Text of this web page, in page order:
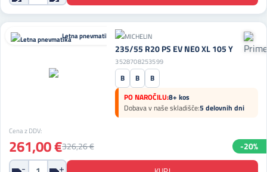
Letna pnevmatika
235/55 R20 PS EV NE0 XL 105 Y
3528708253599
B B
B
PO NAROČILU:8+ kos
Dobava v naše skladišče:5 delovnih dni
Cena z DDV:
261,00 €326,26 € -20%